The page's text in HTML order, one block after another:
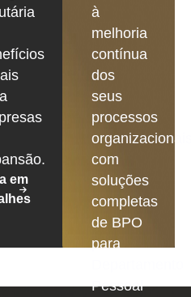
em
à
melhoria
contínua
dos
seus
processos
com
soluções
completas
de BPO
para
Pessoal